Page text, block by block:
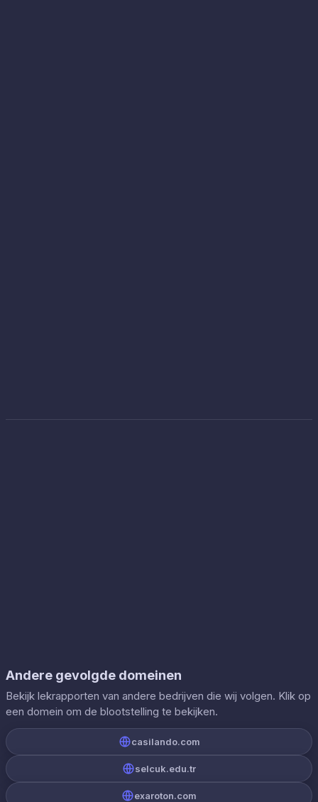
Andere gevolgde domeinen
Bekijk lekrapporten van andere bedrijven die wij volgen. Klik op
een domein om de blootstelling te bekijken.
casilando.com
selcuk.edu.tr
exaroton.com